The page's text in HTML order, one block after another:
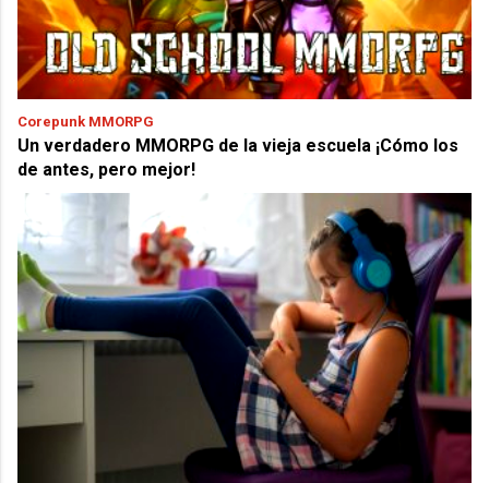
Corepunk MMORPG
Un verdadero MMORPG de la vieja escuela ¡Cómo los
de antes, pero mejor!